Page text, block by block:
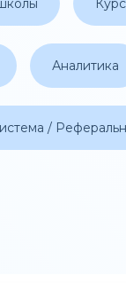
Аналитика
/